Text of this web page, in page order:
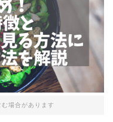
場合があります